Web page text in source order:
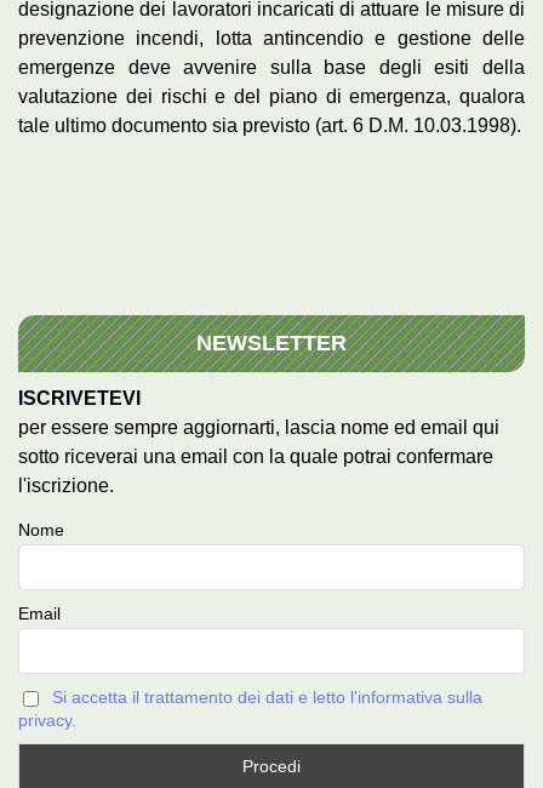
designazione dei lavoratori incaricati di attuare le misure di
prevenzione incendi, lotta antincendio e gestione delle
emergenze deve avvenire sulla base degli esiti della
valutazione dei rischi e del piano di emergenza, qualora
tale ultimo documento sia previsto (art. 6 D.M. 10.03.1998).
NEWSLETTER
ISCRIVETEVI
per essere sempre aggiornarti, lascia nome ed email qui
sotto riceverai una email con la quale potrai confermare
l'iscrizione.
Nome
Email
Si accetta il trattamento dei dati e letto l'informativa sulla
privacy.